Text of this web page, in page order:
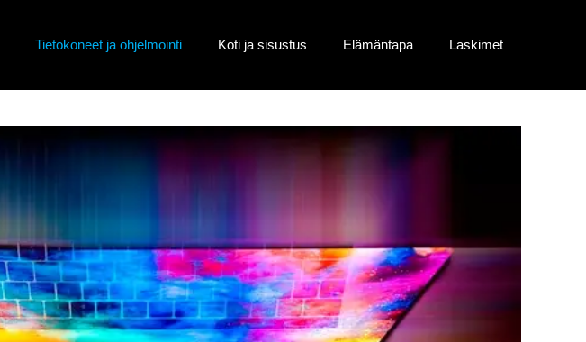
Tietokoneet ja ohjelmointi Koti ja sisustus Elämäntapa Laskimet